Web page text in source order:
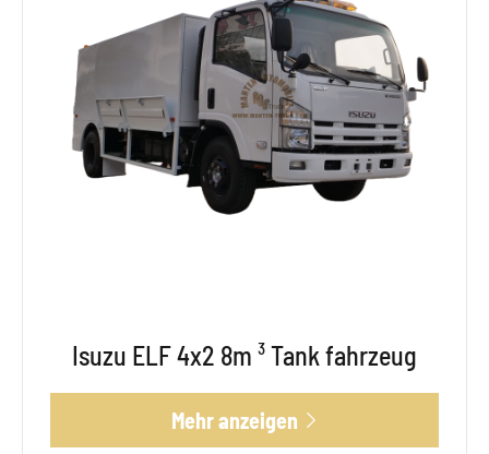
Isuzu ELF 4x2 8m ³ Tank fahrzeug
Mehr anzeigen 